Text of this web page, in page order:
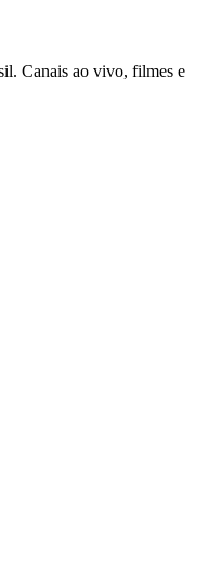
Canais ao vivo, filmes e